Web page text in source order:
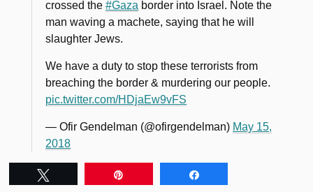
crossed the#Gaza border into Israel. Note the
man waving a machete, saying that he will
slaughter Jews.
We have a duty to stop these terrorists from
breaching the border & murdering our people.
pic.twitter.com/HDjaEw9vFS
— Ofir Gendelman (@ofirgendelman) May 15,
2018